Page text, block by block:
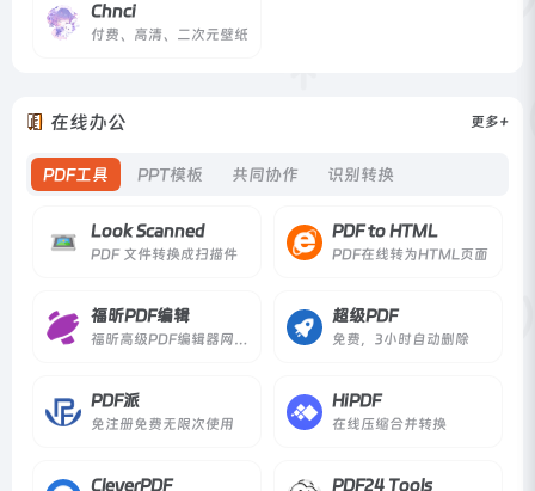
Chnci
付费、高清、二次元壁纸
在线办公
PDF工具 PPT模板 共同协作 识别转换
更多+
Look Scanned
PDF 文件转换成扫描件
PDF to HTML
PDF在线转为HTML页面
福昕PDF编辑
福昕高级PDF编辑器网页版
超级PDF
免费，3小时自动删除
PDF派
免注册免费无限次使用
HiPDF
在线压缩合并转换
CleverPDF PDF24 Tools